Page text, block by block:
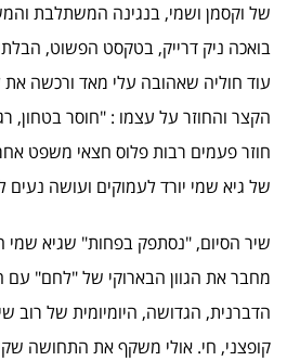
של וקסמן ושמי, בנגינה המשתלבת
בואכה ניק דרייק, בטקסט הפשוט,
עוד חוליה שאהובה עלי מאד ורכשה
הקצר והחוזר על עצמו : "חוסר בטחון,
חוזר פעמים רבות פלוס חצאי משפט
של גיא שמי יורד לעמוקים ועושה נעים
שיר הסיום, "נסתפק בפחות" שגיא
מחבר את הגוון הבארוקי של "לחם" עם
הדברנית, הגדושה, היומיומית של רוב
קופצני, חי. אולי משקף את התחושה